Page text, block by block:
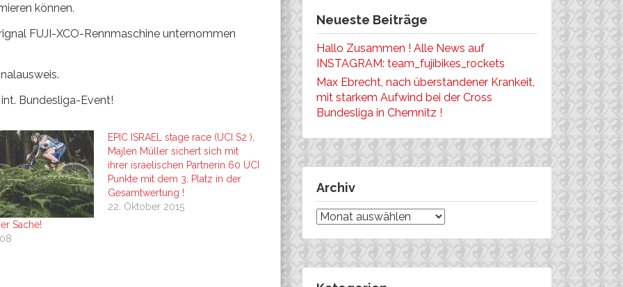
können.
FUJI-XCO-Rennmaschine unternommen
Bundesliga-Event!
Sache!
EPIC ISRAEL stage race (UCI S2 ),
Majlen Müller sichert sich mit
ihrer israelischen Partnerin 60 UCI
Punkte mit dem 3. Platz in der
Gesamtwertung !
22. Oktober 2015
Neueste Beiträge
Hallo Zusammen ! Alle News auf
INSTAGRAM: team_fujibikes_rockets
Max Ebrecht, nach überstandener Krankeit,
mit starkem Aufwind bei der Cross
Bundesliga in Chemnitz !
Archiv
Archiv